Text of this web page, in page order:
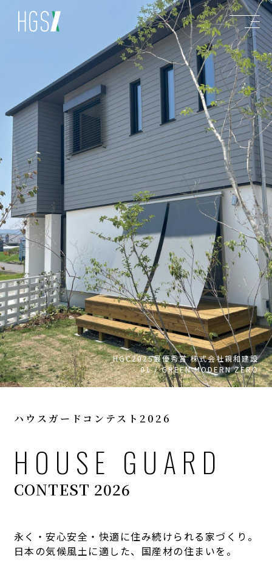
HGC2025最優秀賞 株式会社親和建設
01 / GREEN MODERN ZERO
ハウスガードコンテスト2026
HOUSE GUARD
CONTEST 2026
永く・安心安全・快適に住み続けられる家づくり。
日本の気候風土に適した、国産材の住まいを。